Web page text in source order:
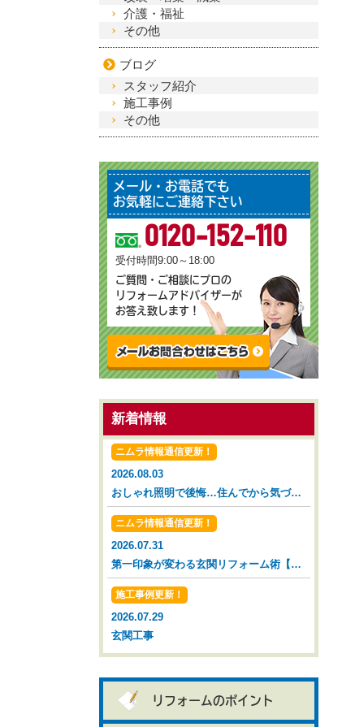
介護・福祉
その他
ブログ
スタッフ紹介
施工事例
その他
メール・お電話でも
お気軽にご連絡下さい
0120-152-110
受付時間9:00～18:00
ご質問・ご相談にプロの
リフォームアドバイザーが
お答え致します！
新着情報
ニムラ情報通信更新！
2026.08.03
おしゃれ照明で後悔…住んでから気づいた落とし穴【広島市 安佐南区 安佐北区】
ニムラ情報通信更新！
2026.07.31
第一印象が変わる玄関リフォーム術【広島市 安佐南区 安佐北区】
施工事例更新！
2026.07.29
玄関工事
リフォームのポイント